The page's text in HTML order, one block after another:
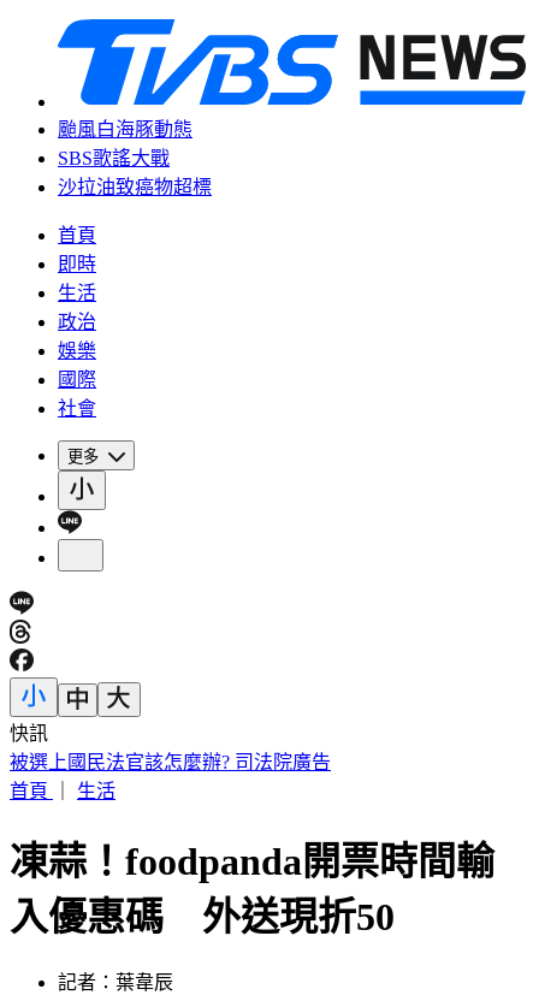
颱風白海豚動態
SBS歌謠大戰
沙拉油致癌物超標
首頁
即時
生活
政治
娛樂
國際
社會
更多
快訊
穿UNIQLO AIRism發現不涼了？網見「1關鍵」驚呆
首頁
生活
凍蒜！foodpanda開票時間輸
入優惠碼 外送現折50
記者：葉韋辰